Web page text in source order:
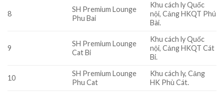
8
SH Premium Lounge
Phu Bai
Khu cách ly Quốc
nội, Cảng HKQT Phú
Bài.
9
SH Premium Lounge
Cat Bi
Khu cách ly Quốc
nội, Cảng HKQT Cát
Bi.
10
SH Premium Lounge
Phu Cat
Khu cách ly, Cảng
HK Phù Cát.